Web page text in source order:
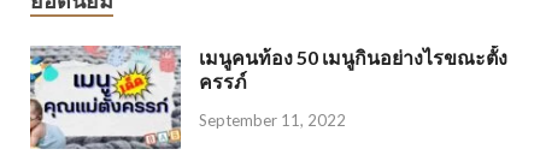
เมนูคนท้อง 50 เมนูกินอย่างไรขณะตั้ง
ครรภ์
September 11, 2022